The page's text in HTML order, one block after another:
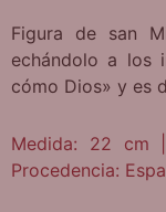
Figura de san
echándolo a los
cómo Dios» y es
Medida: 22 cm
Procedencia: